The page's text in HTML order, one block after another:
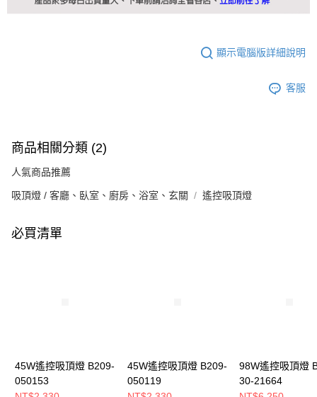
顯示電腦版詳細說明
客服
商品相關分類 (2)
人氣商品推薦
吸頂燈 / 客廳、臥室、廚房、浴室、玄關 遙控吸頂燈
必買清單
45W遙控吸頂燈 B209-
050153
45W遙控吸頂燈 B209-
050119
98W遙控吸頂燈
30-21664